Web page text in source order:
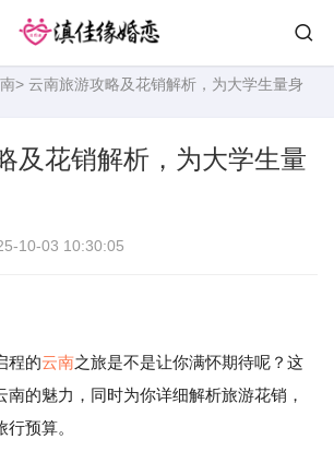
> 云南旅游攻略及花销解析，为大学生量身
及花销解析，为大学生量
10-03 10:30:05
的云南之旅是不是让你满怀期待呢？这
南的魅力，同时为你详细解析旅游花销，
预算。